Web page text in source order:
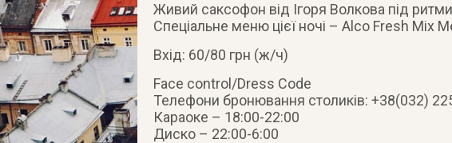
Живий саксофон від Ігоря Волкова під
Спеціальне меню цієї ночі – Alco Fresh Mix
Вхід: 60/80 грн (ж/ч)
Face control/Dress Code
Телефони бронювання столиків: +38(032)
Караоке – 18:00-22:00
Диско – 22:00-6:00